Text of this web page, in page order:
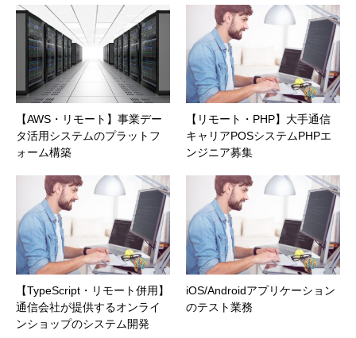
【AWS・リモート】事業デー
タ活用システムのプラットフ
ォーム構築
【リモート・PHP】大手通信
キャリアPOSシステムPHPエ
ンジニア募集
【TypeScript・リモート併用】
通信会社が提供するオンライ
ンショップのシステム開発
iOS/Androidアプリケーション
のテスト業務